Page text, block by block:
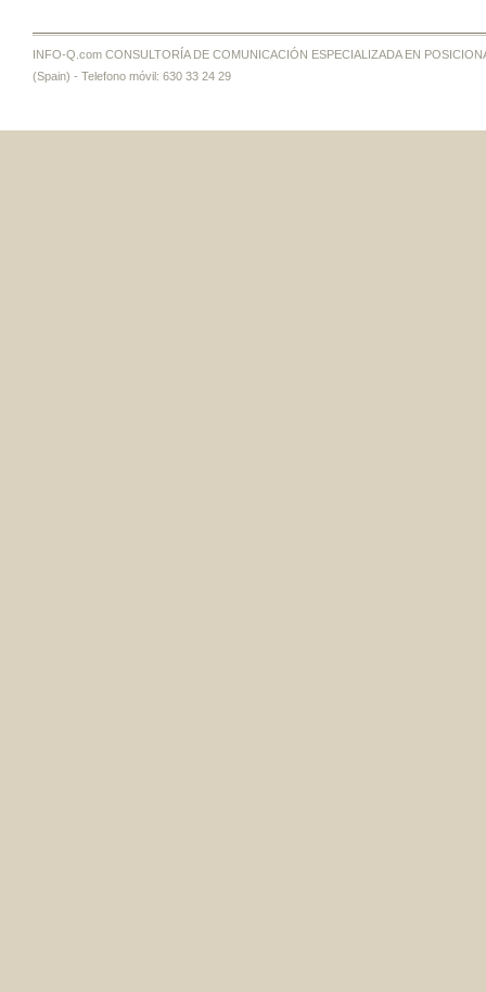
INFO-Q.com CONSULTORÍA DE COMUNICACIÓN ESPECIALIZADA EN
(Spain) - Telefono móvil: 630 33 24 29